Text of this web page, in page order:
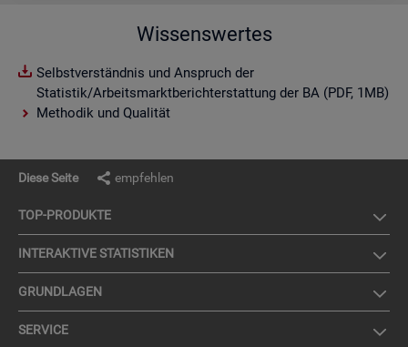
Wissenswertes
Selbstverständnis und Anspruch der
Statistik/Arbeitsmarktberichterstattung der BA (PDF, 1MB)
Methodik und Qualität
Diese Seite empfehlen
TOP-PRO­DUK­TE
IN­TER­AK­TI­VE STA­TIS­TI­KEN
GRUND­LA­GEN
SER­VICE